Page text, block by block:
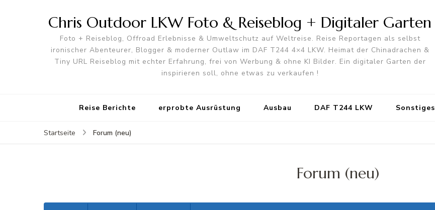
Chris Outdoor LKW Foto & Reiseblog + Digitaler Garten
Foto + Reiseblog, Offroad Erlebnisse & Umweltschutz auf Weltreise. Reise Reportagen als selbst
ironischer Abenteurer, Blogger & moderner Outlaw im DAF T244 4×4 LKW. Heimat der Chinadrachen &
Tiny URL Reiseblog mit echter Erfahrung, frei von Werbung & ohne KI Bilder. Ein digitaler Garten der
inspirieren soll, ohne etwas zu verkaufen !
Reise Berichte erprobte Ausrüstung Ausbau DAF T244 LKW Sonstiges
Startseite Forum (neu)
Forum (neu)